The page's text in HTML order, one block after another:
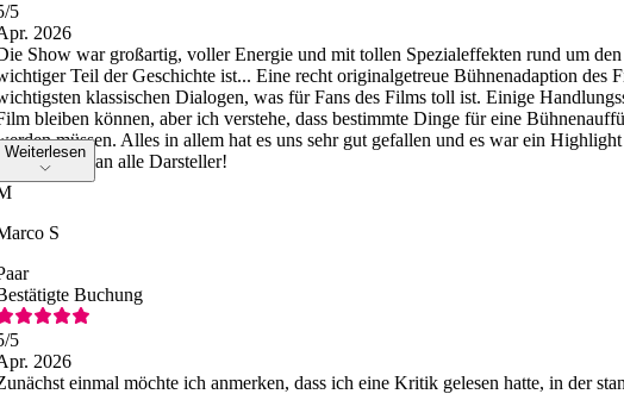
/5
2026
Show war großartig, voller Energie und mit tollen Spezialeffekten rund um
Teil der Geschichte ist... Eine recht originalgetreue Bühnenadaption des
klassischen Dialogen, was für Fans des Films toll ist. Einige
bleiben können, aber ich verstehe, dass bestimmte Dinge für eine
müssen. Alles in allem hat es uns sehr gut gefallen und es war ein
Dank an alle Darsteller!
Weiterlesen
S
Buchung
/5
2026
einmal möchte ich anmerken, dass ich eine Kritik gelesen hatte, in der